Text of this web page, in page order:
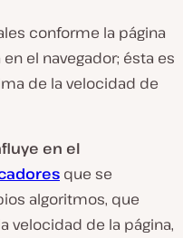
conforme la página
el navegador; ésta es
de la velocidad de
en el
que se
algoritmos, que
velocidad de la página,